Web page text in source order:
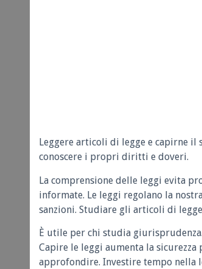
Leggere articoli di legge e capirne
conoscere i propri diritti e doveri.
La comprensione delle leggi evita
informate. Le leggi regolano la
sanzioni. Studiare gli articoli di
È utile per chi studia
Capire le leggi aumenta la
approfondire. Investire tempo nella